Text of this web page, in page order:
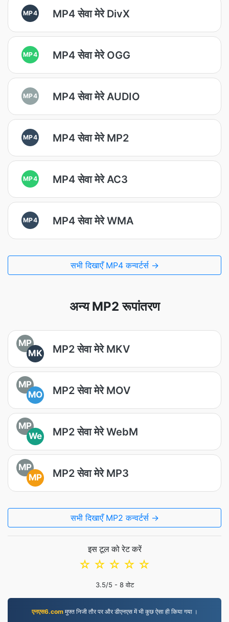
MP4 MP4 सेवा मेरे DivX
MP4 MP4 सेवा मेरे OGG
MP4 MP4 सेवा मेरे AUDIO
MP4 MP4 सेवा मेरे MP2
MP4 MP4 सेवा मेरे AC3
MP4 MP4 सेवा मेरे WMA
सभी दिखाएँ MP4 कन्वर्टर्स →
अन्य MP2 रूपांतरण
MP
MK
MP2 सेवा मेरे MKV
MP
MO
MP2 सेवा मेरे MOV
MP
We
MP2 सेवा मेरे WebM
MP
MP
MP2 सेवा मेरे MP3
सभी दिखाएँ MP2 कन्वर्टर्स →
इस टूल को रेट करें
☆
☆
☆
☆
☆
3.5/5 - 8वोट
एनएस6.comमुफ्त निजी तौर पर और डीएनएस में भी कुछ ऐसा ही किया गया ।